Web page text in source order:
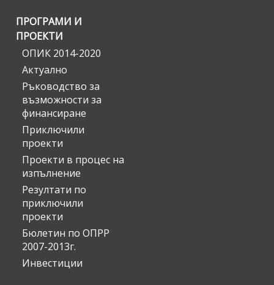
ПРОГРАМИ И
ПРОЕКТИ
ОПИК 2014-2020
Актуално
Ръководство за
възможности за
финансиране
Приключили
проекти
Проекти в процес на
изпълнение
Резултати по
приключили
проекти
Бюлетин по ОПРР
2007-2013г.
Инвестиции